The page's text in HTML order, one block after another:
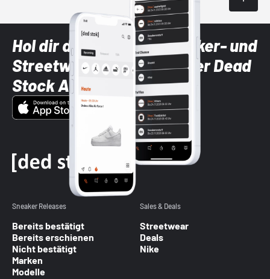
Hol dir die neuesten Sneaker- und
Streetwear-Brands mit der Dead
Stock App
Sneaker Releases
Bereits bestätigt
Bereits erschienen
Nicht bestätigt
Marken
Modelle
Sales & Deals
Streetwear
Deals
Nike